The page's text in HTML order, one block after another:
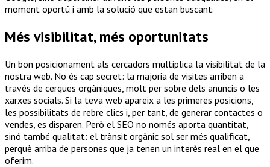
moment oportú i amb la solució que estan buscant.
Més visibilitat, més oportunitats
Un bon posicionament als cercadors multiplica la visibilitat de la
nostra web. No és cap secret: la majoria de visites arriben a
través de cerques orgàniques, molt per sobre dels anuncis o les
xarxes socials. Si la teva web apareix a les primeres posicions,
les possibilitats de rebre clics i, per tant, de generar contactes o
vendes, es disparen. Però el SEO no només aporta quantitat,
sinó també qualitat: el trànsit orgànic sol ser més qualificat,
perquè arriba de persones que ja tenen un interès real en el que
oferim.